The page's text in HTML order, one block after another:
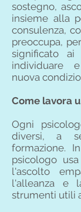
sostegno,
insieme alla
consulenza,
preoccupa,
significato
individuare
nuova
Come lavora
Ogni
diversi, a
formazione.
psicologo
l'ascolto
l'alleanza e
strumenti utili